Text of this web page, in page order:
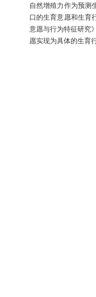
自然增殖力作为预测
口的生育意愿和生育
意愿与行为特征研究
愿实现为具体的生育